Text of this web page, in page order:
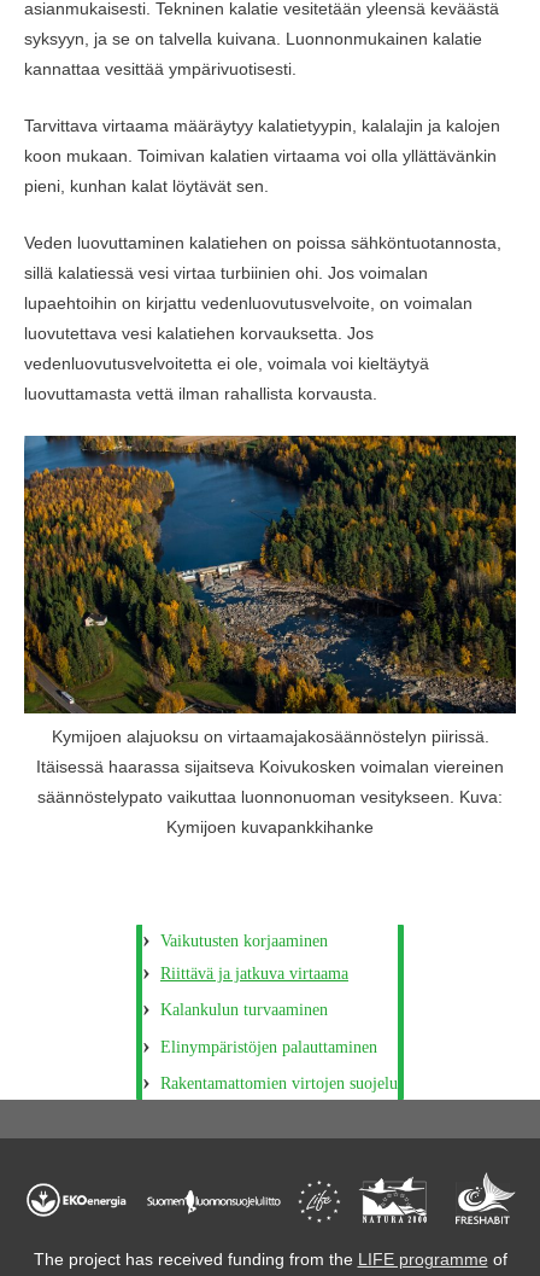
asianmukaisesti. Tekninen kalatie vesitetään yleensä keväästä
syksyyn, ja se on talvella kuivana. Luonnonmukainen kalatie
kannattaa vesittää ympärivuotisesti.
Tarvittava virtaama määräytyy kalatietyypin, kalalajin ja kalojen
koon mukaan. Toimivan kalatien virtaama voi olla yllättävänkin
pieni, kunhan kalat löytävät sen.
Veden luovuttaminen kalatiehen on poissa sähköntuotannosta,
sillä kalatiessä vesi virtaa turbiinien ohi. Jos voimalan
lupaehtoihin on kirjattu vedenluovutusvelvoite, on voimalan
luovutettava vesi kalatiehen korvauksetta. Jos
vedenluovutusvelvoitetta ei ole, voimala voi kieltäytyä
luovuttamasta vettä ilman rahallista korvausta.
Kymijoen alajuoksu on virtaamajakosäännöstelyn piirissä.
Itäisessä haarassa sijaitseva Koivukosken voimalan viereinen
säännöstelypato vaikuttaa luonnonuoman vesitykseen. Kuva:
Kymijoen kuvapankkihanke
Vaikutusten korjaaminen
Riittävä ja jatkuva virtaama
Kalankulun turvaaminen
Elinympäristöjen palauttaminen
Rakentamattomien virtojen suojelu
The project has received funding from the LIFE programme of